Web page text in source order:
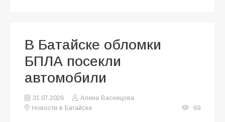
В Батайске обломки
БПЛА посекли
автомобили
31.07.2026
Алена Васнецова
Новости в Батайске
69